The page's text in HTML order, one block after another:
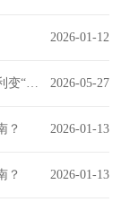
2026-01-12
2026-05-27
累”
2026-01-13
？
2026-01-13
？